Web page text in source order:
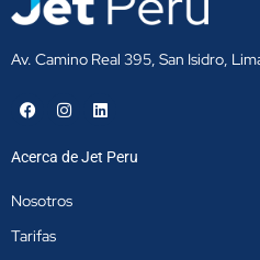
Av. Camino Real 395, San Isidro,
F
a
e
b
o
I
n
t
a
r
L
i
k
e
Acerca de Jet Peru
Nosotros
Tarifas